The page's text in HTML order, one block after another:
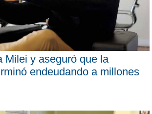
Milei y aseguró que la
endeudando a millones